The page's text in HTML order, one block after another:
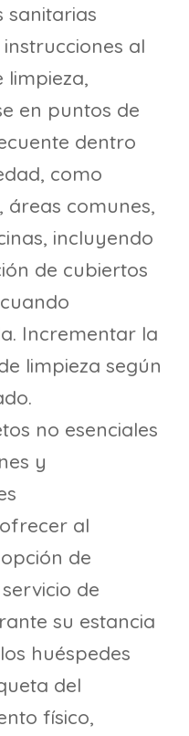
sanitarias
al
limpieza,
en puntos de
dentro
como
áreas comunes,
incluyendo
de cubiertos
Incrementar la
limpieza según
no esenciales
y
al
de
de
su estancia
huéspedes
del
físico,